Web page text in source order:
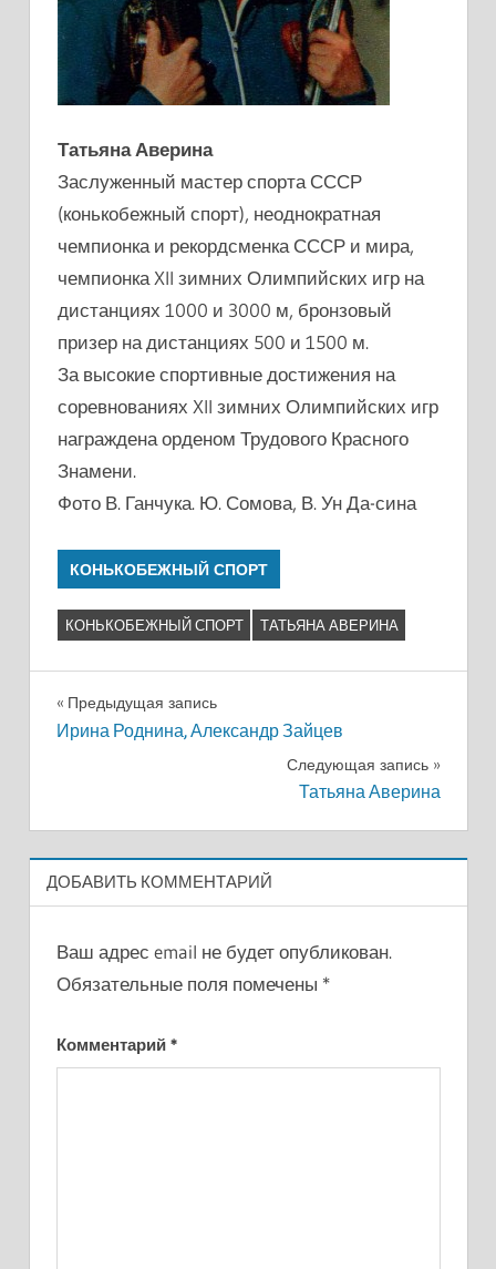
Татьяна Аверина
Заслуженный мастер спорта СССР
(конькобежный спорт), неоднократная
чемпионка и рекордсменка СССР и мира,
чемпионка XII зимних Олимпийских игр на
дистанциях 1000 и 3000 м, бронзовый
призер на дистанциях 500 и 1500 м.
За высокие спортивные достижения на
соревнованиях XII зимних Олимпийских игр
награждена орденом Трудового Красного
Знамени.
Фото В. Ганчука. Ю. Сомова, В. Ун Да-сина
КОНЬКОБЕЖНЫЙ СПОРТ
КОНЬКОБЕЖНЫЙ СПОРТ ТАТЬЯНА АВЕРИНА
Навигация
по
Предыдущая запись
Ирина Роднина, Александр Зайцев
Следующая запись
Татьяна Аверина
ДОБАВИТЬ КОММЕНТАРИЙ
Ваш адрес email не будет опубликован.
Обязательные поля помечены *
Комментарий *